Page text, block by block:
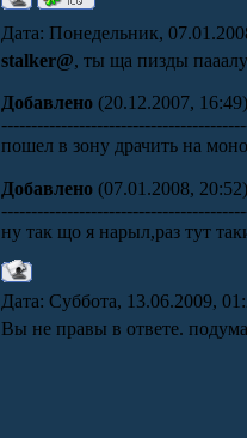
Дата: Понедельник,
stalker@, ты ща пизды
Добавлено (20.12.2007, 16:49)
пошел в зону драчить на
Добавлено (07.01.2008, 20:52)
ну так що я нарыл,раз тут
Дата: Суббота, 13.06.2009,
Вы не правы в ответе.